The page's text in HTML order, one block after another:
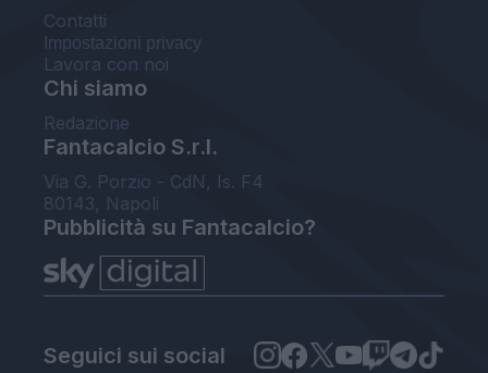
Contatti
Impostazioni privacy
Lavora con noi
Chi siamo
Redazione
Fantacalcio S.r.l.
Via G. Porzio - CdN, Is. F4
80143, Napoli
Pubblicità su Fantacalcio?
Seguici sui social